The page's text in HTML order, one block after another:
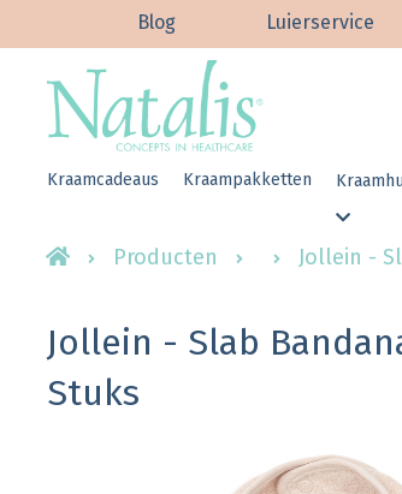
Luierservice
Blog
Kraamcadeaus Kraampakketten
Producten Jollein -
Jollein - Slab
Stuks